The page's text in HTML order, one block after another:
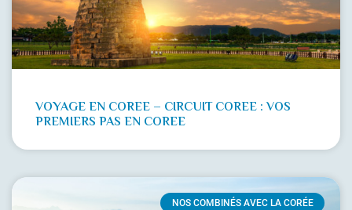
VOYAGE EN COREE – CIRCUIT COREE : VOS
PREMIERS PAS EN COREE
NOS COMBINÉS AVEC LA CORÉE